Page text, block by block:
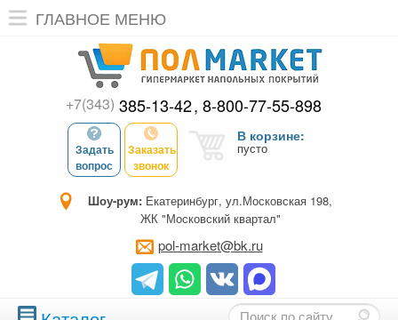
ГЛАВНОЕ МЕНЮ
+7(343) 385-13-42 8-800-77-55-898
Задать
вопрос
Заказать
звонок
В корзине:
пусто
Шоу-рум: Екатеринбург, ул.Московская 198,
ЖК "Московский квартал"
pol-market@bk.ru